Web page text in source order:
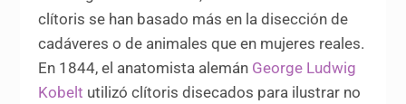
clítoris se han basado más en la disección de
cadáveres o de animales que en mujeres reales.
En 1844, el anatomista alemán George Ludwig
Kobelt utilizó clítoris disecados para ilustrar no